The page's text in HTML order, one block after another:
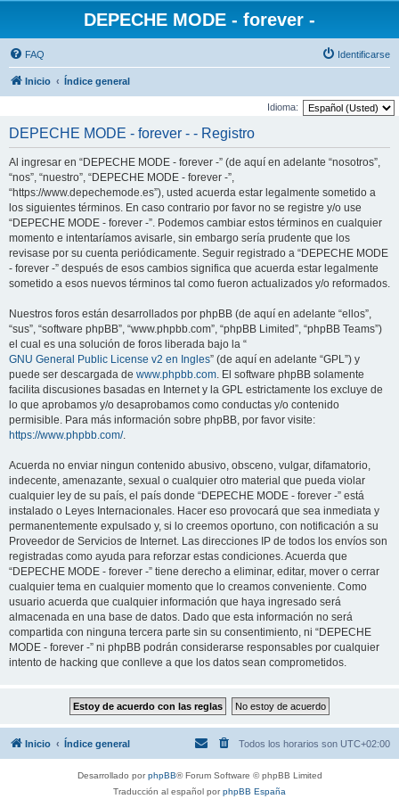
DEPECHE MODE - forever -
FAQ Identificarse
Inicio Índice general
Idioma:
DEPECHE MODE - forever - - Registro
Al ingresar en “DEPECHE MODE - forever -” (de aquí en adelante “nosotros”,
“nos”, “nuestro”, “DEPECHE MODE - forever -”,
“https://www.depechemode.es”), usted acuerda estar legalmente sometido a
los siguientes términos. En caso contrario por favor no se registre y/o use
“DEPECHE MODE - forever -”. Podemos cambiar estos términos en cualquier
momento e intentaríamos avisarle, sin embargo sería prudente que los
revisase por su cuenta periódicamente. Seguir registrado a “DEPECHE MODE
- forever -” después de esos cambios significa que acuerda estar legalmente
sometido a esos nuevos términos tal como fueron actualizados y/o reformados.
Nuestros foros están desarrollados por phpBB (de aquí en adelante “ellos”,
“sus”, “software phpBB”, “www.phpbb.com”, “phpBB Limited”, “phpBB Teams”)
el cual es una solución de foros liberada bajo la “
GNU General Public License v2 en Ingles” (de aquí en adelante “GPL”) y
puede ser descargada de www.phpbb.com. El software phpBB solamente
facilita discusiones basadas en Internet y la GPL estrictamente los excluye de
lo que aprobamos y/o desaprobamos como conductas y/o contenido
permisible. Para más información sobre phpBB, por favor visite:
https://www.phpbb.com/.
Acuerda no enviar ningun contenido abusivo, obsceno, vulgar, difamatorio,
indecente, amenazante, sexual o cualquier otro material que pueda violar
cualquier ley de su país, el país donde “DEPECHE MODE - forever -” está
instalado o Leyes Internacionales. Hacer eso provocará que sea inmediata y
permanentemente expulsado y, si lo creemos oportuno, con notificación a su
Proveedor de Servicios de Internet. Las direcciones IP de todos los envíos son
registradas como ayuda para reforzar estas condiciones. Acuerda que
“DEPECHE MODE - forever -” tiene derecho a eliminar, editar, mover o cerrar
cualquier tema en cualquier momento que lo creamos conveniente. Como
usuario acuerda que cualquier información que haya ingresado será
almacenada en una base de datos. Dado que esta información no será
compartida con ninguna tercera parte sin su consentimiento, ni “DEPECHE
MODE - forever -” ni phpBB podrán considerarse responsables por cualquier
intento de hacking que conlleve a que los datos sean comprometidos.
Inicio Índice general Todos los horarios son UTC+02:00
Desarrollado porphpBB® Forum Software © phpBB Limited
Traducción al español porphpBB España